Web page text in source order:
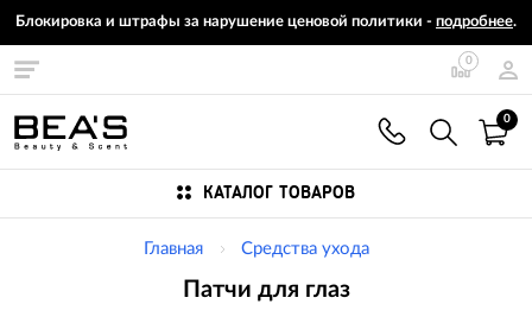
Блокировка и штрафы за нарушение ценовой политики - подробнее.
0
0
КАТАЛОГ ТОВАРОВ
Главная Средства ухода
Патчи для глаз